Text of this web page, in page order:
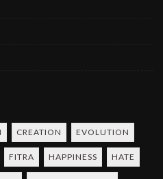
CREATION EVOLUTION
FITRA HAPPINESS HATE